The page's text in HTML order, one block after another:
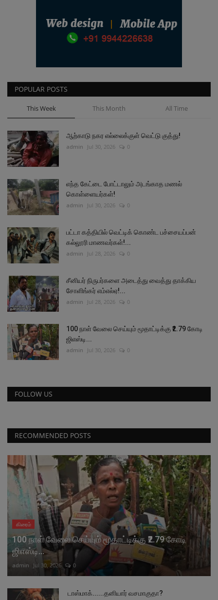
POPULAR POSTS
This Week This Month All Time
ஆற்காடு நகர எல்லைக்குள் வெட்டு குத்து!
admin Jul 30, 2026 0
எந்த கேட்டை போட்டாலும் அடங்காத மணல்
கொள்ளையர்கள்!
admin Jul 30, 2026 0
பட்டா கத்தியில் வெட்டிக் கொண்ட பச்சையப்பன்
கல்லூரி மாணவர்கள்!...
admin Jul 28, 2026 0
சீனியர் நிருபர்களை அடைத்து வைத்து தாக்கிய
சோளிங்கர் எம்எல்ஏ!...
admin Jul 28, 2026 0
100 நாள் வேலை செய்யும் மூதாட்டிக்கு ₹2.79 கோடி
ஜிஎஸ்டி...
admin Jul 30, 2026 0
FOLLOW US
RECOMMENDED POSTS
கிரைம்
100 நாள் வேலை செய்யும் மூதாட்டிக்கு ₹2.79 கோடி
ஜிஎஸ்டி...
admin Jul 30, 2026 0
டாஸ்மாக்......தனியார் வசமாகுதா?